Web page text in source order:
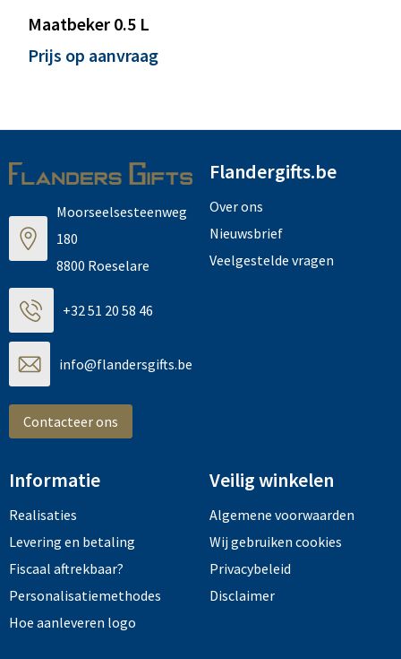
Maatbeker 0.5 L
Prijs op aanvraag
Moorseelsesteenweg
180
8800 Roeselare
+32 51 20 58 46
info@flandersgifts.be
Contacteer ons
Flandergifts.be
Over ons
Nieuwsbrief
Veelgestelde vragen
Informatie
Realisaties
Levering en betaling
Fiscaal aftrekbaar?
Personalisatiemethodes
Hoe aanleveren logo
Veilig winkelen
Algemene voorwaarden
Wij gebruiken cookies
Privacybeleid
Disclaimer